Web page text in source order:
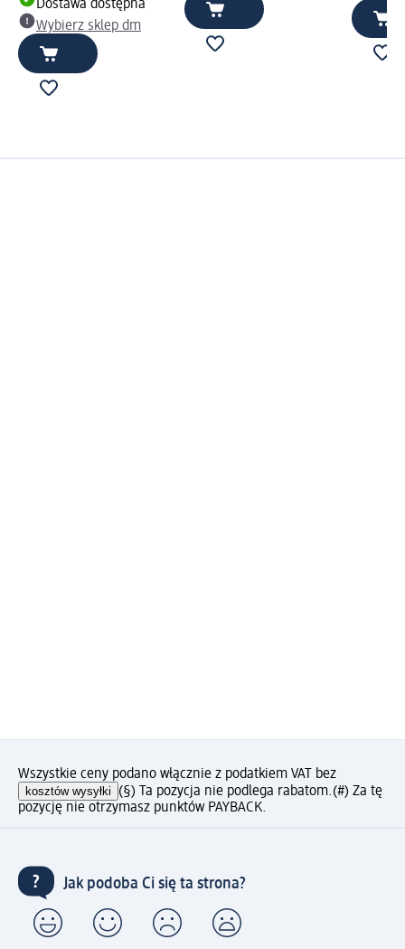
Dostawa dostępna
Wybierz sklep dm
Wszystkie ceny podano włącznie z podatkiem VAT bez
kosztów wysyłki (§) Ta pozycja nie podlega rabatom.(#) Za tę
pozycję nie otrzymasz punktów PAYBACK.
Jak podoba Ci się ta strona?